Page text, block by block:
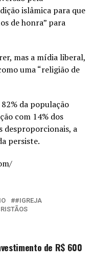
islâmica para que
de honra” para
mas a mídia liberal,
uma “religião de
da população
com 14% dos
desproporcionais, a
persiste.
#IGREJA
de R$ 600